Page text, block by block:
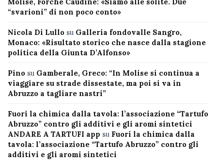
“svarioni” di non poco conto»
Nicola Di Lullo su Galleria fondovalle Sangro,
Monaco: «Risultato storico che nasce dalla stagione
politica della Giunta D’Alfonso»
Pino su Gamberale, Greco: “In Molise si continua a
viaggiare su strade dissestate, ma poi si va in
Abruzzo a tagliare nastri”
Fuori la chimica dalla tavola: l’associazione “Tartufo
Abruzzo” contro gli additivi e gli aromi sintetici
ANDARE A TARTUFI app su Fuori la chimica dalla
tavola: l’associazione “Tartufo Abruzzo” contro gli
additivi e gli aromi sintetici